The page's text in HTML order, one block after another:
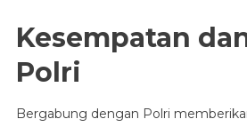
Kesempatan
Polri
Bergabung dengan Polri